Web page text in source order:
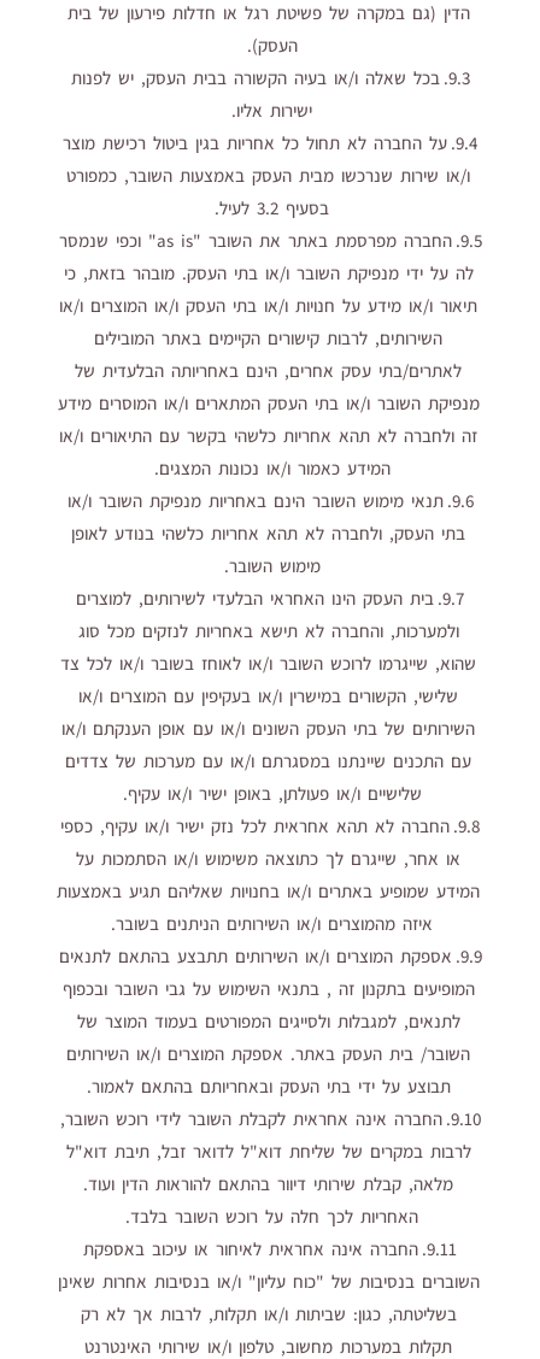
הדין (גם במקרה של פשיטת רגל או חדלות פירעון של בית
העסק).
9.3. בכל שאלה ו/או בעיה הקשורה בבית העסק, יש לפנות
ישירות אליו.
9.4. על החברה לא תחול כל אחריות בגין ביטול רכישת מוצר
ו/או שירות שנרכשו מבית העסק באמצעות השובר, כמפורט
בסעיף 3.2 לעיל.
9.5. החברה מפרסמת באתר את השובר "as is" וכפי שנמסר
לה על ידי מנפיקת השובר ו/או בתי העסק. מובהר בזאת, כי
תיאור ו/או מידע על חנויות ו/או בתי העסק ו/או המוצרים ו/או
השירותים, לרבות קישורים הקיימים באתר המובילים
לאתרים/בתי עסק אחרים, הינם באחריותה הבלעדית של
מנפיקת השובר ו/או בתי העסק המתארים ו/או המוסרים מידע
זה ולחברה לא תהא אחריות כלשהי בקשר עם התיאורים ו/או
המידע כאמור ו/או נכונות המצגים.
9.6. תנאי מימוש השובר הינם באחריות מנפיקת השובר ו/או
בתי העסק, ולחברה לא תהא אחריות כלשהי בנודע לאופן
מימוש השובר.
9.7. בית העסק הינו האחראי הבלעדי לשירותים, למוצרים
ולמערכות, והחברה לא תישא באחריות לנזקים מכל סוג
שהוא, שייגרמו לרוכש השובר ו/או לאוחז בשובר ו/או לכל צד
שלישי, הקשורים במישרין ו/או בעקיפין עם המוצרים ו/או
השירותים של בתי העסק השונים ו/או עם אופן הענקתם ו/או
עם התכנים שיינתנו במסגרתם ו/או עם מערכות של צדדים
שלישיים ו/או פעולתן, באופן ישיר ו/או עקיף.
9.8. החברה לא תהא אחראית לכל נזק ישיר ו/או עקיף, כספי
או אחר, שייגרם לך כתוצאה משימוש ו/או הסתמכות על
המידע שמופיע באתרים ו/או בחנויות שאליהם תגיע באמצעות
איזה מהמוצרים ו/או השירותים הניתנים בשובר.
9.9. אספקת המוצרים ו/או השירותים תתבצע בהתאם לתנאים
המופיעים בתקנון זה , בתנאי השימוש על גבי השובר ובכפוף
לתנאים, למגבלות ולסייגים המפורטים בעמוד המוצר של
השובר/ בית העסק באתר. אספקת המוצרים ו/או השירותים
תבוצע על ידי בתי העסק ובאחריותם בהתאם לאמור.
9.10. החברה אינה אחראית לקבלת השובר לידי רוכש השובר,
לרבות במקרים של שליחת דוא"ל לדואר זבל, תיבת דוא"ל
מלאה, קבלת שירותי דיוור בהתאם להוראות הדין ועוד.
האחריות לכך חלה על רוכש השובר בלבד.
9.11. החברה אינה אחראית לאיחור או עיכוב באספקת
השוברים בנסיבות של "כוח עליון" ו/או בנסיבות אחרות שאינן
בשליטתה, כגון: שביתות ו/או תקלות, לרבות אך לא רק
תקלות במערכות מחשוב, טלפון ו/או שירותי האינטרנט